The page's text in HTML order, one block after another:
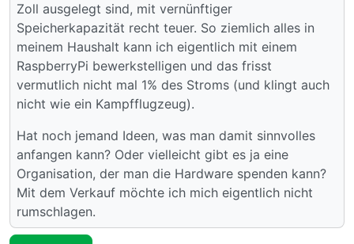
Zoll ausgelegt sind, mit vernünftiger
Speicherkapazität recht teuer. So ziemlich alles in
meinem Haushalt kann ich eigentlich mit einem
RaspberryPi bewerkstelligen und das frisst
vermutlich nicht mal 1% des Stroms (und klingt auch
nicht wie ein Kampfflugzeug).
Hat noch jemand Ideen, was man damit sinnvolles
anfangen kann? Oder vielleicht gibt es ja eine
Organisation, der man die Hardware spenden kann?
Mit dem Verkauf möchte ich mich eigentlich nicht
rumschlagen.